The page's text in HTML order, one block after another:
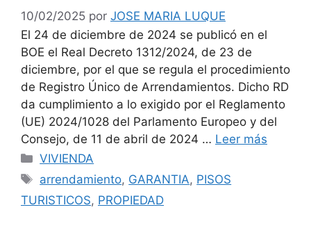
10/02/2025 por JOSE MARIA LUQUE
El 24 de diciembre de 2024 se publicó en el
BOE el Real Decreto 1312/2024, de 23 de
diciembre, por el que se regula el procedimiento
de Registro Único de Arrendamientos. Dicho RD
da cumplimiento a lo exigido por el Reglamento
(UE) 2024/1028 del Parlamento Europeo y del
Consejo, de 11 de abril de 2024 … Leer más
Categorías
VIVIENDA
Etiquetas
arrendamiento, GARANTIA, PISOS
TURISTICOS, PROPIEDAD